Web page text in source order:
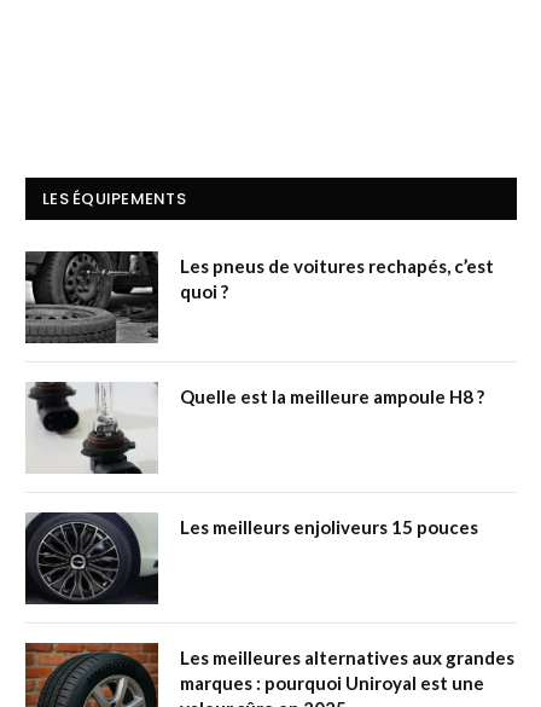
LES ÉQUIPEMENTS
Les pneus de voitures rechapés, c’est
quoi ?
Quelle est la meilleure ampoule H8 ?
Les meilleurs enjoliveurs 15 pouces
Les meilleures alternatives aux grandes
marques : pourquoi Uniroyal est une